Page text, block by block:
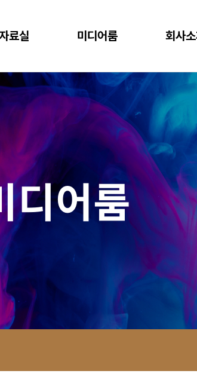
CLOUD
AWS (Amazon Web Services)
Microsoft Azure
Microsoft Power Platform
NAVER Cloud Platform
Databricks
Mendix
워크쓰루 & 네이버웍스 코어
ITO
Global
컨텍센
신 실현
로 품질 향상
시스템
강화
의 활용
현장을 위한 통합된 플랫폼
고
위한 유연한 물류 시스템
정밀성과 효율성을 위한 도구
료실
프로젝트 사례
다운로드
미디어룸
뉴스
이벤트
공지사항
블로그
회사소
기업소개
투자정보
해외법
채용정
WDMS SAP ERP
탈 모빌리티 클라우드
디어룸